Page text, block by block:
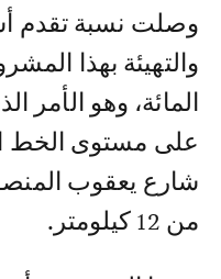
وصلت نسبة تقدم
والتهيئة بهذا
على مستوى الخط
شارع يعقوب
من 12 كيلومتر.